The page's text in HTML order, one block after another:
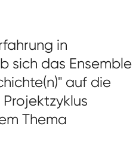
in
sich das Ensemble
auf die
Thema